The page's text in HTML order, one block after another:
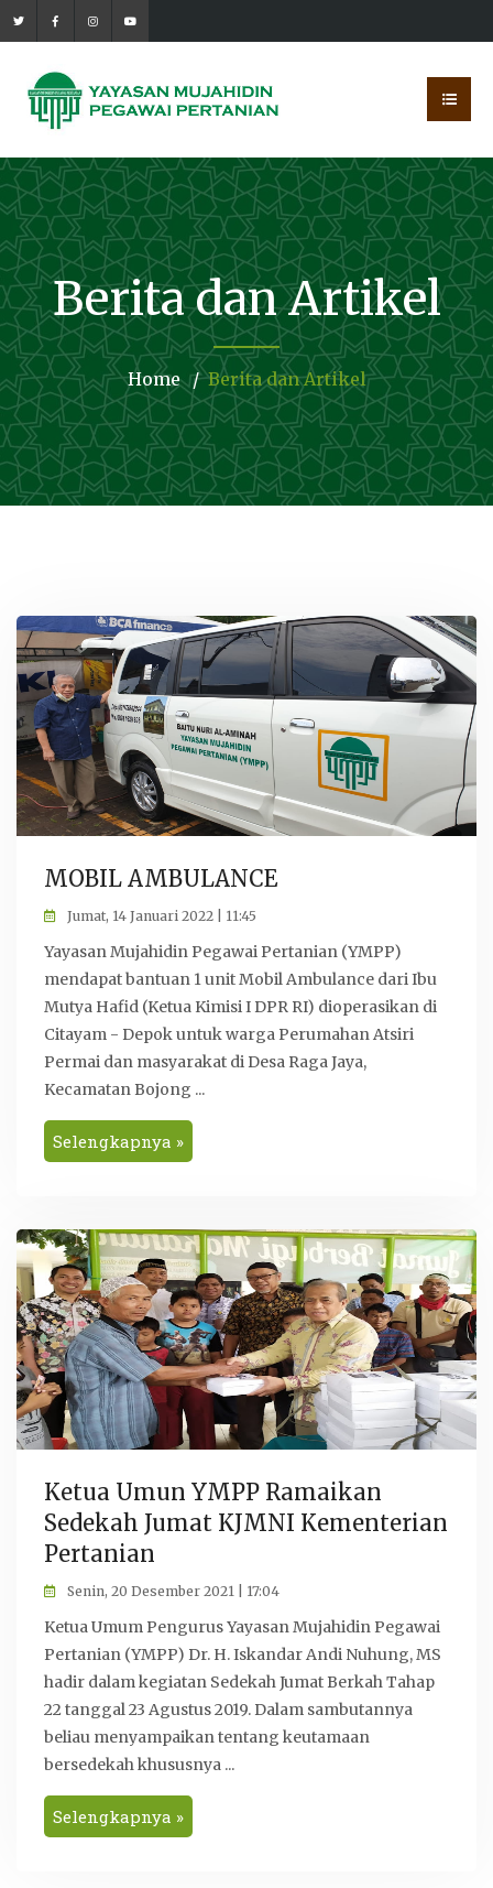
Berita dan Artikel
Home Berita dan Artikel
MOBIL AMBULANCE
Jumat, 14 Januari 2022 | 11:45
Yayasan Mujahidin Pegawai Pertanian (YMPP)
mendapat bantuan 1 unit Mobil Ambulance dari Ibu
Mutya Hafid (Ketua Kimisi I DPR RI) dioperasikan di
Citayam - Depok untuk warga Perumahan Atsiri
Permai dan masyarakat di Desa Raga Jaya,
Kecamatan Bojong ...
Selengkapnya »
Ketua Umun YMPP Ramaikan
Sedekah Jumat KJMNI Kementerian
Pertanian
Senin, 20 Desember 2021 | 17:04
Ketua Umum Pengurus Yayasan Mujahidin Pegawai
Pertanian (YMPP) Dr. H. Iskandar Andi Nuhung, MS
hadir dalam kegiatan Sedekah Jumat Berkah Tahap
22 tanggal 23 Agustus 2019. Dalam sambutannya
beliau menyampaikan tentang keutamaan
bersedekah khususnya ...
Selengkapnya »